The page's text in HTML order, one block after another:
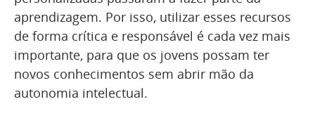
aprendizagem. Por isso, utilizar esses recursos
de forma crítica e responsável é cada vez mais
importante, para que os jovens possam ter
novos conhecimentos sem abrir mão da
autonomia intelectual.